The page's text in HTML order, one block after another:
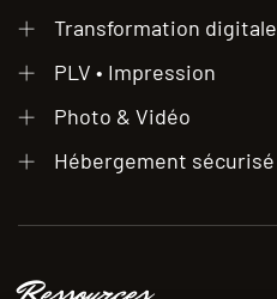
Transformation digitale
PLV • Impression
Photo & Vidéo
Hébergement sécurisé